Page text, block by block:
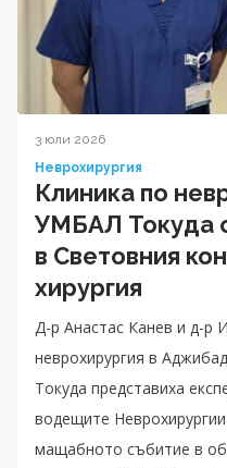
3 юли 2026
Неврохирургия
Клиника по
УМБАЛ Токуда
в Световния
хирургия
Д-р Анастас Канев и д-р
неврохирургия в
Токуда представиха
водещите
мащабното събитие в